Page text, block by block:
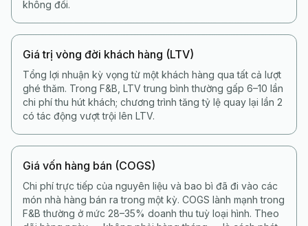
không đổi.
Giá trị vòng đời khách hàng (LTV)
Tổng lợi nhuận kỳ vọng từ một khách hàng qua tất cả lượt
ghé thăm. Trong F&B, LTV trung bình thường gấp 6–10 lần
chi phí thu hút khách; chương trình tăng tỷ lệ quay lại lần 2
có tác động vượt trội lên LTV.
Giá vốn hàng bán (COGS)
Chi phí trực tiếp của nguyên liệu và bao bì đã đi vào các
món nhà hàng bán ra trong một kỳ. COGS lành mạnh trong
F&B thường ở mức 28–35% doanh thu tuỳ loại hình. Theo